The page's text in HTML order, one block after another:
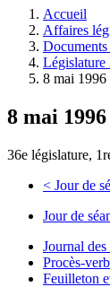
l'Assemblée
législative.
Accueil
Affaires
Législature
8 mai 1996
8 mai 1996
36e législature,
< Jour de
Jour de
Journal des
Procès-
Feuilleton